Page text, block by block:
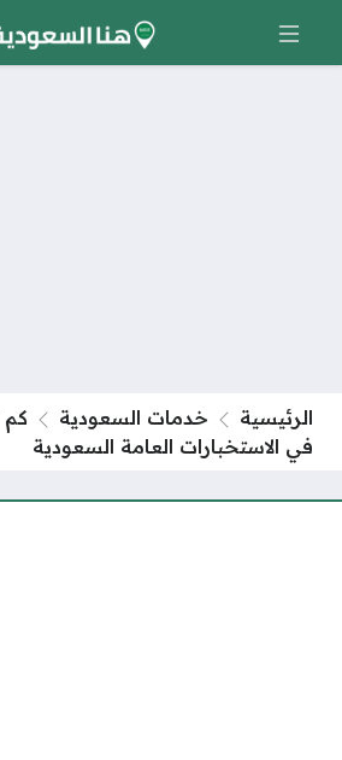
الرئيسية خدمات السعودية
كم
في الاستخبارات العامة السعودية